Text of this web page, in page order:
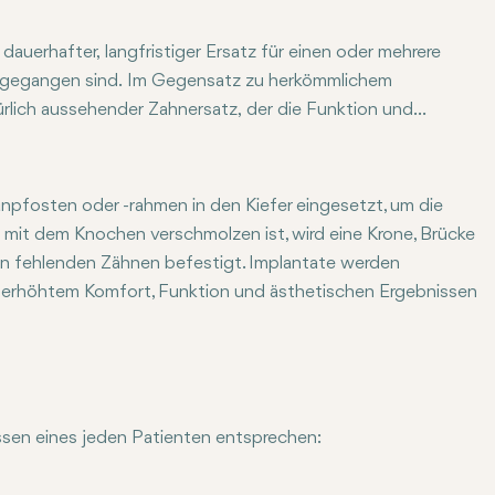
langfristiger Ersatz für einen oder mehrere
sind. Im Gegensatz zu herkömmlichem
aussehender Zahnersatz, der die Funktion und
Leitfaden werden wir untersuchen, was eine
erforderlich sind.
oder -rahmen in den Kiefer eingesetzt, um die
dem Knochen verschmolzen ist, wird eine Krone, Brücke
fehlenden Zähnen befestigt. Implantate werden
Komfort, Funktion und ästhetischen Ergebnissen
sich dadurch im Laufe der Zeit auf natürliche
eines jeden Patienten entsprechen:
Implantate werden direkt in den Kieferknochen
dem Zahnfleisch platziert. Sie werden häufig bei
oder vollständig fehlenden Zähnen. Vier